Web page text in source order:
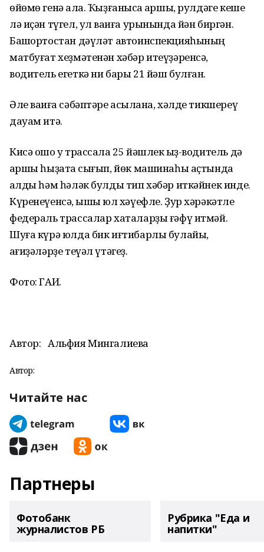
өйөмө генә ҡала. Ҡыҙғанысҡа ҡаршы, рулдәге кеше
лә иҫән түгел, ул ваҡиға урынында йән биргән.
Башҡортостан дәүләт автоинспекцияһының
матбуғат хеҙмәтенән хәбәр итеүҙәренсә,
водитель егеткә ни бары 21 йәш булған.
Әле ваҡиға сәбәптәре асыҡлана, хәлде тикшереү
дауам итә.
Кисә ошо уҡ трассала 25 йәшлек ҡыҙ-водитель дә
ҡаршы һыҙатҡа сығып, йөк машинаһы аҫтында
ҡалды һәм һәләк булды тип хәбәр иткәйнек инде.
Күренеүенсә, ҡышҡы юл хәүефле. Ҙур хәрәкәтле
федераль трассалар хаталарҙы ғәфү итмәй.
Шуға күрә юлда бик иғтибарлы булайыҡ,
ҡағиҙәләрҙе теүәл үтәгеҙ.
Фото: ГАИ.
Автор: Альфия Мингалиева
Автор:
Читайте нас
Партнеры
Фотобанк
журналистов РБ
Рубрика "Еда и
напитки"